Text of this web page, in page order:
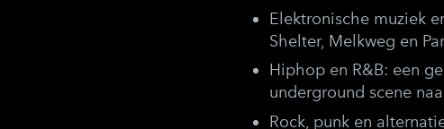
Elektronische muziek
Shelter, Melkweg en
Hiphop en R&B: een
underground scene
Rock, punk en